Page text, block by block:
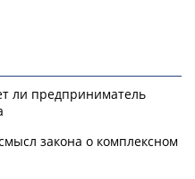
ли предприниматель
закона о комплексном